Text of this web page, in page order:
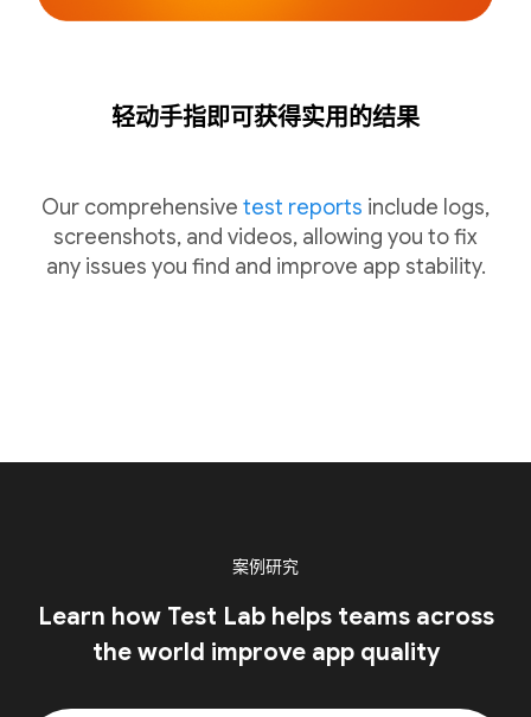
轻动手指即可获得实用的结果
Our comprehensive test reports include logs,
screenshots, and videos, allowing you to fix
any issues you find and improve app stability.
案例研究
Learn how Test Lab helps teams across
the world improve app quality